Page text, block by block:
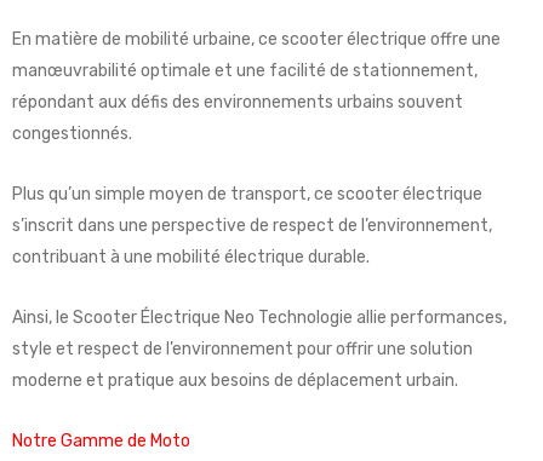
En matière de mobilité urbaine, ce scooter électrique offre une
manœuvrabilité optimale et une facilité de stationnement,
répondant aux défis des environnements urbains souvent
congestionnés.
Plus qu’un simple moyen de transport, ce scooter électrique
s’inscrit dans une perspective de respect de l’environnement,
contribuant à une mobilité électrique durable.
Ainsi, le Scooter Électrique Neo Technologie allie performances,
style et respect de l’environnement pour offrir une solution
moderne et pratique aux besoins de déplacement urbain.
Notre Gamme de Moto